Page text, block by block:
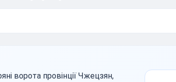
ворота провінції Чжецзян,